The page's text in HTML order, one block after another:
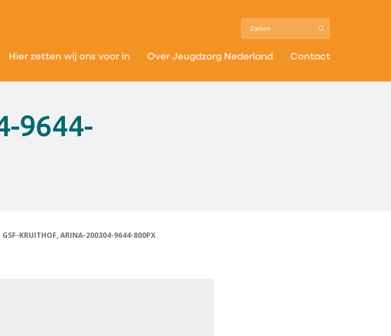
Hier zetten wij ons voor in Over Jeugdzorg Nederland Contact
GSF-KRUITHOF, ARINA-200304-9644-800PX